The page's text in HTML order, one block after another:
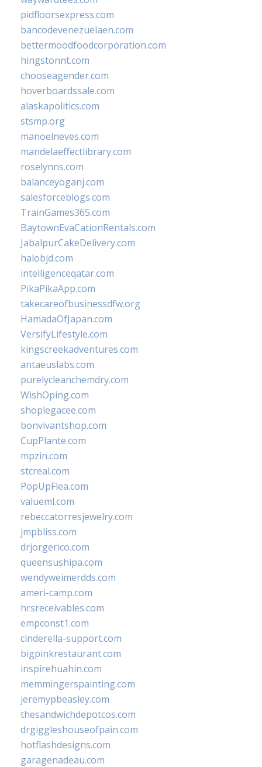
pidfloorsexpress.com
bancodevenezuelaen.com
bettermoodfoodcorporation.com
hingstonnt.com
chooseagender.com
hoverboardssale.com
alaskapolitics.com
stsmp.org
manoelneves.com
mandelaeffectlibrary.com
roselynns.com
balanceyoganj.com
salesforceblogs.com
TrainGames365.com
BaytownEvaCationRentals.com
JabalpurCakeDelivery.com
halobjd.com
intelligenceqatar.com
PikaPikaApp.com
takecareofbusinessdfw.org
HamadaOfJapan.com
VersifyLifestyle.com
kingscreekadventures.com
antaeuslabs.com
purelycleanchemdry.com
WishOping.com
shoplegacee.com
bonvivantshop.com
CupPlante.com
mpzin.com
stcreal.com
PopUpFlea.com
valueml.com
rebeccatorresjewelry.com
jmpbliss.com
drjorgerico.com
queensushipa.com
wendyweimerdds.com
ameri-camp.com
hrsreceivables.com
empconst1.com
cinderella-support.com
bigpinkrestaurant.com
inspirehuahin.com
memmingerspainting.com
jeremypbeasley.com
thesandwichdepotcos.com
drgiggleshouseofpain.com
hotflashdesigns.com
garagenadeau.com